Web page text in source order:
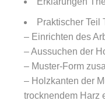
Praktischer Teil
– Einrichten des
– Aussuchen der
– Muster-Form
– Holzkanten der
trocknendem Harz